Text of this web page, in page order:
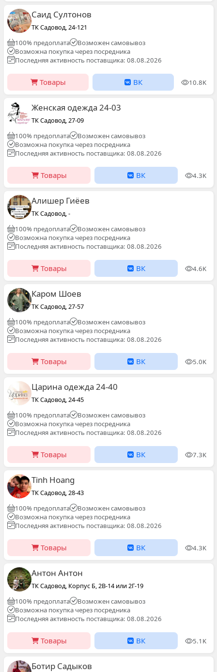
Саид Султонов
ТК Садовод, 24-121
100% предоплата
Возможен самовывоз
Возможна покупка через посредника
Последняя активность поставщика: 08.08.2026
Товары ВК 10.8K
Женская одежда 24-03
ТК Садовод, 27-09
100% предоплата
Возможен самовывоз
Возможна покупка через посредника
Последняя активность поставщика: 08.08.2026
Товары ВК 4.3K
Алишер Гиёев
ТК Садовод, -
100% предоплата
Возможен самовывоз
Возможна покупка через посредника
Последняя активность поставщика: 08.08.2026
Товары ВК 4.6K
Каром Шоев
ТК Садовод, 27-57
100% предоплата
Возможен самовывоз
Возможна покупка через посредника
Последняя активность поставщика: 08.08.2026
Товары ВК 5.0K
Царина одежда 24-40
ТК Садовод, 24-45
100% предоплата
Возможен самовывоз
Возможна покупка через посредника
Последняя активность поставщика: 08.08.2026
Товары ВК 7.3K
Tinh Hoang
ТК Садовод, 28-43
100% предоплата
Возможен самовывоз
Возможна покупка через посредника
Последняя активность поставщика: 08.08.2026
Товары ВК 4.3K
Антон Антон
ТК Садовод, Корпус Б, 2В-14 или 2Г-19
100% предоплата
Возможен самовывоз
Возможна покупка через посредника
Последняя активность поставщика: 08.08.2026
Товары ВК 5.1K
Ботир Садыков